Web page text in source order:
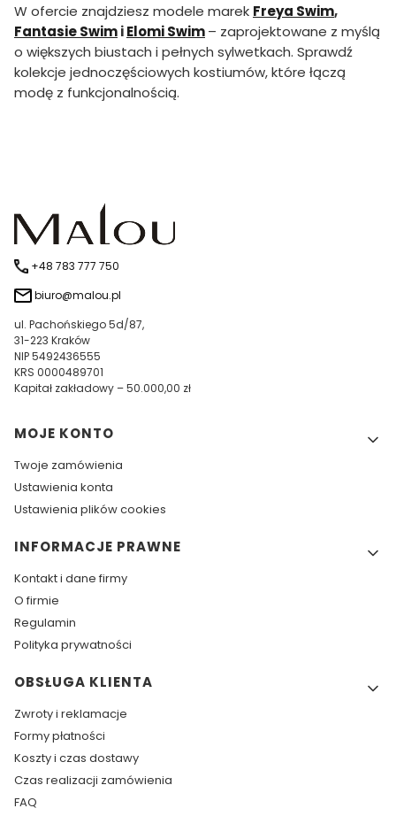
W ofercie znajdziesz modele marek Freya Swim,
Fantasie SwimiElomi Swim– zaprojektowane z myślą
o większych biustach i pełnych sylwetkach. Sprawdź
kolekcje jednoczęściowych kostiumów, które łączą
modę z funkcjonalnością.
+48 783 777 750
biuro@malou.pl
ul. Pachońskiego 5d/87,
31-223 Kraków
NIP 5492436555
KRS 0000489701
Kapitał zakładowy – 50.000,00 zł
Linki w stopce
MOJE KONTO
Twoje zamówienia
Ustawienia konta
Ustawienia plików cookies
INFORMACJE PRAWNE
Kontakt i dane firmy
O firmie
Regulamin
Polityka prywatności
OBSŁUGA KLIENTA
Zwroty i reklamacje
Formy płatności
Koszty i czas dostawy
Czas realizacji zamówienia
FAQ